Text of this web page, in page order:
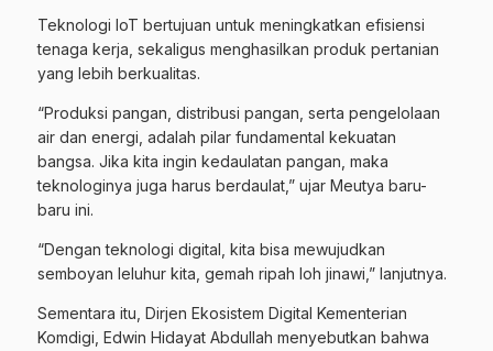
Teknologi IoT bertujuan untuk meningkatkan efisiensi
tenaga kerja, sekaligus menghasilkan produk pertanian
yang lebih berkualitas.
“Produksi pangan, distribusi pangan, serta pengelolaan
air dan energi, adalah pilar fundamental kekuatan
bangsa. Jika kita ingin kedaulatan pangan, maka
teknologinya juga harus berdaulat,” ujar Meutya baru-
baru ini.
“Dengan teknologi digital, kita bisa mewujudkan
semboyan leluhur kita, gemah ripah loh jinawi,” lanjutnya.
Sementara itu, Dirjen Ekosistem Digital Kementerian
Komdigi, Edwin Hidayat Abdullah menyebutkan bahwa